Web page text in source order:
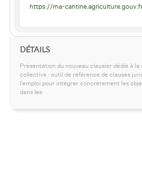
https://ma-
DÉTAILS
Présentation du nouveau clausier dédié à
collective : outil de référence de clauses
l'emploi pour intégrer concrètement les
dans les